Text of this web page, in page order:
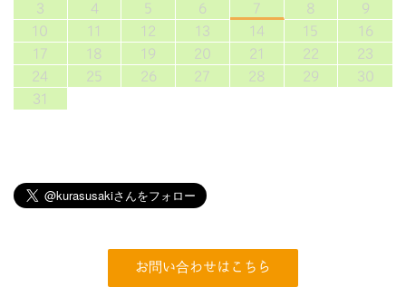
3
4 5 6 7 8
9
10
11 12 13 14 15
16
17
18 19 20 21 22
23
24
25 26 27 28 29
30
31
お問い合わせはこちら